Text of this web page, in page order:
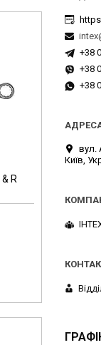
R
+38
+38
+38
вул.
Київ,